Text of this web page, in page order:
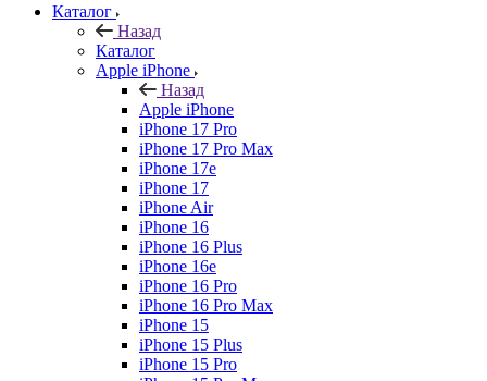
Каталог
Назад
Каталог
Apple iPhone
Назад
Apple iPhone
iPhone 17 Pro
iPhone 17 Pro Max
iPhone 17e
iPhone 17
iPhone Air
iPhone 16
iPhone 16 Plus
iPhone 16e
iPhone 16 Pro
iPhone 16 Pro Max
iPhone 15
iPhone 15 Plus
iPhone 15 Pro